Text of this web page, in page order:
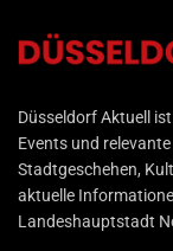
Düsseldorf Aktuell
Events und
Stadtgeschehen,
aktuelle
Landeshauptstadt